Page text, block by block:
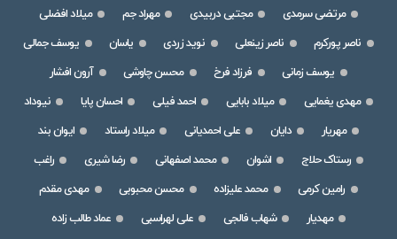
مرتضی سرمدی
مجتبی دربیدی مهراد جم
میلاد افضلی
ناصر پورکرم
ناصر زینعلی نوید زردی یاسان
یوسف جمالی
یوسف زمانی
فرزاد فرخ محسن چاوشی
آرون افشار
مهدی یغمایی
میلاد بابایی احمد فیلی احسان پایا
نیوداد
مهریار
دایان علی احمدیانی میلاد راستاد
ایوان بند
رستاک حلاج
اشوان محمد اصفهانی رضا شیری
راغب
رامین کرمی
محمد علیزاده محسن محبوبی
مهدی مقدم
مهدیار
شهاب فالجی علی لهراسبی
عماد طالب زاده